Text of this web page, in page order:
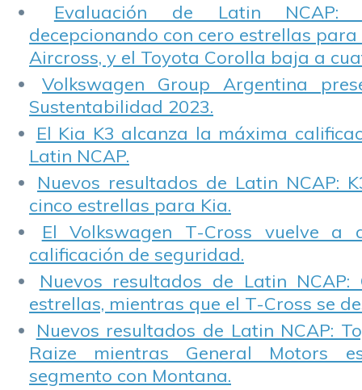
Evaluación de Latin NCAP:
decepcionando con cero estrellas para
Aircross, y el Toyota Corolla baja a
Volkswagen Group Argentina
Sustentabilidad 2023.
El Kia K3 alcanza la máxima
Latin NCAP.
Nuevos resultados de Latin NCAP:
cinco estrellas para Kia.
El Volkswagen T-Cross vuelve a
calificación de seguridad.
Nuevos resultados de Latin NCAP:
estrellas, mientras que el T-Cross se
Nuevos resultados de Latin NCAP:
Raize mientras General Motors
segmento con Montana.